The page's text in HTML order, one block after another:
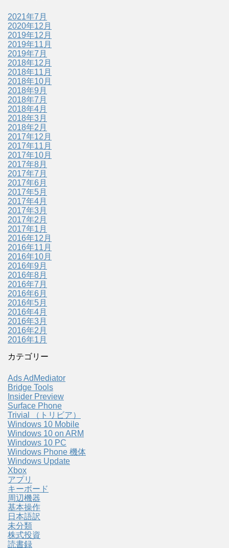
2021年7月
2020年12月
2019年12月
2019年11月
2019年7月
2018年12月
2018年11月
2018年10月
2018年9月
2018年7月
2018年4月
2018年3月
2018年2月
2017年12月
2017年11月
2017年10月
2017年8月
2017年7月
2017年6月
2017年5月
2017年4月
2017年3月
2017年2月
2017年1月
2016年12月
2016年11月
2016年10月
2016年9月
2016年8月
2016年7月
2016年6月
2016年5月
2016年4月
2016年3月
2016年2月
2016年1月
カテゴリー
Ads AdMediator
Bridge Tools
Insider Preview
Surface Phone
Trivial （トリビア）
Windows 10 Mobile
Windows 10 on ARM
Windows 10 PC
Windows Phone 機体
Windows Update
Xbox
アプリ
キーボード
周辺機器
基本操作
日本語訳
未分類
株式投資
読書録